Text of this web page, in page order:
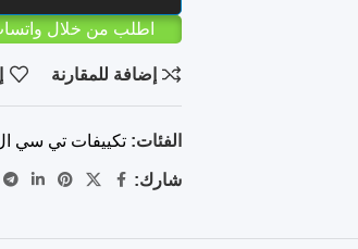
اطلب من خلال
إضافة للمقارنة
الفئات: تكييفات تي سي
شارك: